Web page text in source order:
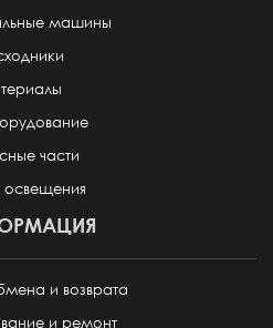
машины
части
освещения
и возврата
и ремонт